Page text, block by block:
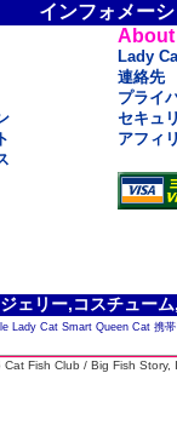
インフォメー
About
Lady
連絡先
プライ
セキュ
アフィ
ェリー,コスチュー
Lady Cat Smart Queen Cat 携
Cat Fish Club / Big Fish Story,